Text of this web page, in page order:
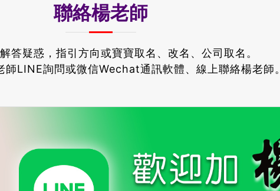
聯絡楊老師
答疑惑，指引方向或寶寶取名、改名、公司取名。
師LINE詢問或微信Wechat通訊軟體、線上聯絡楊老師。